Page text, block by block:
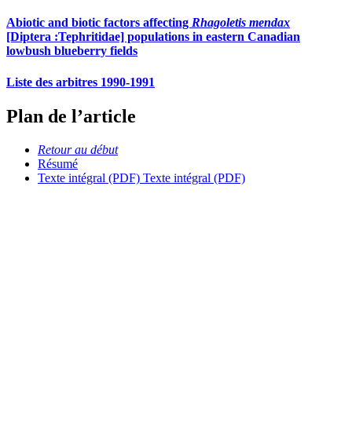
Abiotic and biotic factors affecting Rhagoletis mendax
[Diptera :Tephritidae] populations in eastern Canadian
lowbush blueberry fields
Liste des arbitres 1990-1991
Plan de l’article
Retour au début
Résumé
Texte intégral (PDF) Texte intégral (PDF)